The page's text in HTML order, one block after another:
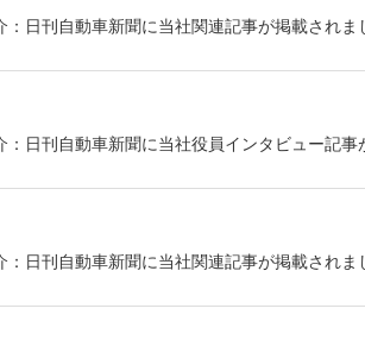
：日刊自動車新聞に当社関連記事が掲載されま
：日刊自動車新聞に当社役員インタビュー記事
：日刊自動車新聞に当社関連記事が掲載されま